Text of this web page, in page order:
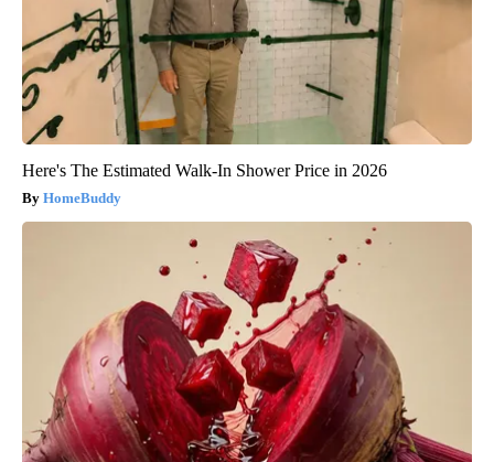
Here's The Estimated Walk-In Shower Price in 2026
HomeBuddy